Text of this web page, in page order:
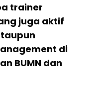
trainer
juga aktif
di
BUMN dan